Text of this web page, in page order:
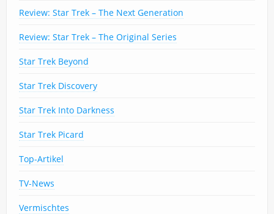
Review: Star Trek – The Next Generation
Review: Star Trek – The Original Series
Star Trek Beyond
Star Trek Discovery
Star Trek Into Darkness
Star Trek Picard
Top-Artikel
TV-News
Vermischtes